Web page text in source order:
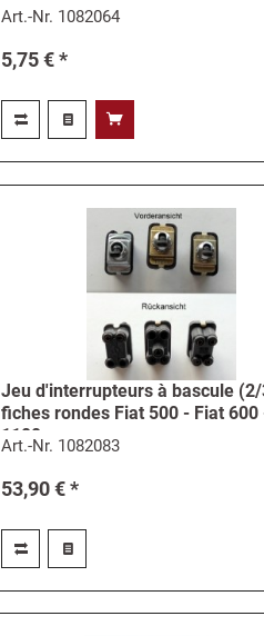
Art.-Nr. 1082064
5,75 € *
Jeu d'interrupteurs à bascule
fiches rondes Fiat 500 - Fiat 600
1100
Art.-Nr. 1082083
53,90 € *